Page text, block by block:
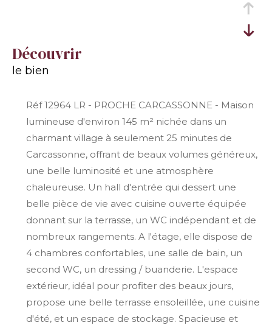
découvrir
le bien
Réf 12964 LR - PROCHE CARCASSONNE - Maison
lumineuse d'environ 145 m² nichée dans un
charmant village à seulement 25 minutes de
Carcassonne, offrant de beaux volumes généreux,
une belle luminosité et une atmosphère
chaleureuse. Un hall d'entrée qui dessert une
belle pièce de vie avec cuisine ouverte équipée
donnant sur la terrasse, un WC indépendant et de
nombreux rangements. A l'étage, elle dispose de
4 chambres confortables, une salle de bain, un
second WC, un dressing / buanderie. L'espace
extérieur, idéal pour profiter des beaux jours,
propose une belle terrasse ensoleillée, une cuisine
d'été, et un espace de stockage. Spacieuse et